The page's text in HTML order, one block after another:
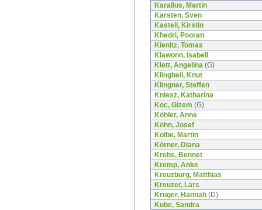
Karallus, Martin
Karsten, Sven
Kastell, Kirstin
Khedri, Pooran
Kienitz, Tomas
Klawonn, Isabell
Klett, Angelina(G)
Klingbeil, Knut
Klingner, Steffen
Kniesz, Katharina
Koc, Gizem (G)
Köhler, Anne
Köhn, Josef
Kolbe, Martin
Körner, Diana
Krebs, Bennet
Kremp, Anke
Kreuzburg, Matthias
Kreuzer, Lars
Krüger, Hannah(D)
Kube, Sandra